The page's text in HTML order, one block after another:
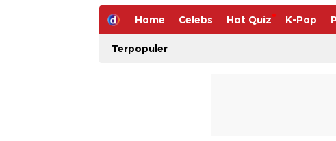
Home Celebs Hot Quiz K-Pop
Terpopuler